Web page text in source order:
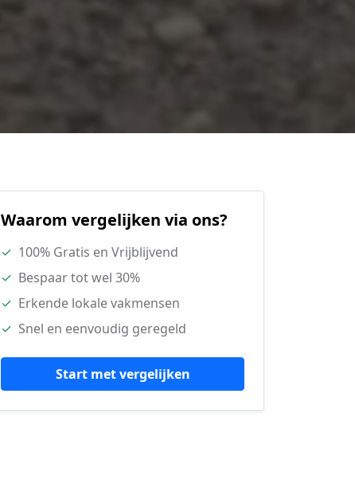
Waarom vergelijken via ons?
✓ 100% Gratis en Vrijblijvend
✓ Bespaar tot wel 30%
✓ Erkende lokale vakmensen
✓ Snel en eenvoudig geregeld
Start met vergelijken